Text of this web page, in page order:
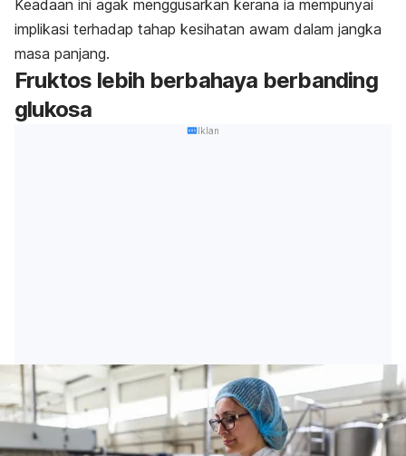
Keadaan ini agak menggusarkan kerana ia mempunyai
implikasi terhadap tahap kesihatan awam dalam jangka
masa panjang.
Fruktos lebih berbahaya berbanding
glukosa
Iklan